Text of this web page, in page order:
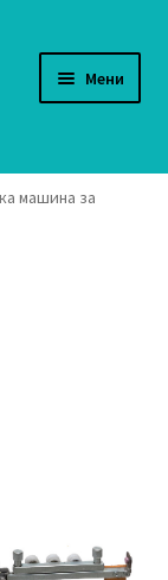
Мени
машина за